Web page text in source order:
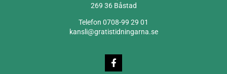
269 36 Båstad
Telefon 0708-99 29 01
kansli@gratistidningarna.se